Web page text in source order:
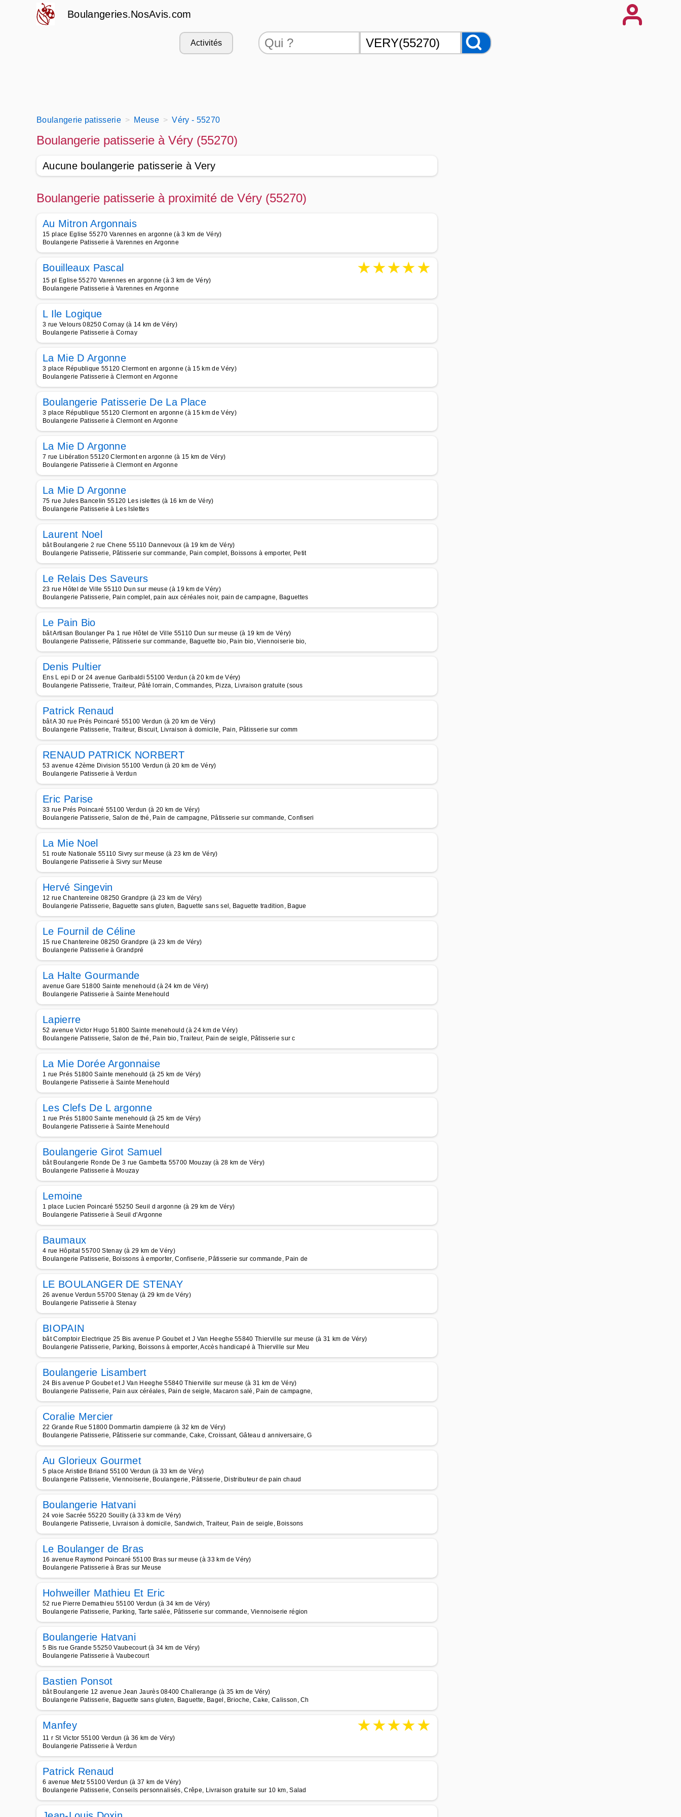
Boulangeries.NosAvis.com
Activités
Boulangerie patisserie Meuse Véry - 55270
Boulangerie patisserie à Véry (55270)
Aucune boulangerie patisserie à Very
Boulangerie patisserie à proximité de Véry (55270)
Au Mitron Argonnais
15 place Eglise 55270 Varennes en argonne (à 3 km de Véry)
Boulangerie Patisserie à Varennes en Argonne
Bouilleaux Pascal ★★★★★
15 pl Eglise 55270 Varennes en argonne (à 3 km de Véry)
Boulangerie Patisserie à Varennes en Argonne
L Ile Logique
3 rue Velours 08250 Cornay (à 14 km de Véry)
Boulangerie Patisserie à Cornay
La Mie D Argonne
3 place République 55120 Clermont en argonne (à 15 km de Véry)
Boulangerie Patisserie à Clermont en Argonne
Boulangerie Patisserie De La Place
3 place République 55120 Clermont en argonne (à 15 km de Véry)
Boulangerie Patisserie à Clermont en Argonne
La Mie D Argonne
7 rue Libération 55120 Clermont en argonne (à 15 km de Véry)
Boulangerie Patisserie à Clermont en Argonne
La Mie D Argonne
75 rue Jules Bancelin 55120 Les islettes (à 16 km de Véry)
Boulangerie Patisserie à Les Islettes
Laurent Noel
bât Boulangerie 2 rue Chene 55110 Dannevoux (à 19 km de Véry)
Boulangerie Patisserie, Pâtisserie sur commande, Pain complet, Boissons à emporter, Petit
Le Relais Des Saveurs
23 rue Hôtel de Ville 55110 Dun sur meuse (à 19 km de Véry)
Boulangerie Patisserie, Pain complet, pain aux céréales noir, pain de campagne, Baguettes
Le Pain Bio
bât Artisan Boulanger Pa 1 rue Hôtel de Ville 55110 Dun sur meuse (à 19 km de Véry)
Boulangerie Patisserie, Pâtisserie sur commande, Baguette bio, Pain bio, Viennoiserie bio,
Denis Pultier
Ens L epi D or 24 avenue Garibaldi 55100 Verdun (à 20 km de Véry)
Boulangerie Patisserie, Traiteur, Pâté lorrain, Commandes, Pizza, Livraison gratuite (sous
Patrick Renaud
bât A 30 rue Prés Poincaré 55100 Verdun (à 20 km de Véry)
Boulangerie Patisserie, Traiteur, Biscuit, Livraison à domicile, Pain, Pâtisserie sur comm
RENAUD PATRICK NORBERT
53 avenue 42ème Division 55100 Verdun (à 20 km de Véry)
Boulangerie Patisserie à Verdun
Eric Parise
33 rue Prés Poincaré 55100 Verdun (à 20 km de Véry)
Boulangerie Patisserie, Salon de thé, Pain de campagne, Pâtisserie sur commande, Confiseri
La Mie Noel
51 route Nationale 55110 Sivry sur meuse (à 23 km de Véry)
Boulangerie Patisserie à Sivry sur Meuse
Hervé Singevin
12 rue Chantereine 08250 Grandpre (à 23 km de Véry)
Boulangerie Patisserie, Baguette sans gluten, Baguette sans sel, Baguette tradition, Bague
Le Fournil de Céline
15 rue Chantereine 08250 Grandpre (à 23 km de Véry)
Boulangerie Patisserie à Grandpré
La Halte Gourmande
avenue Gare 51800 Sainte menehould (à 24 km de Véry)
Boulangerie Patisserie à Sainte Menehould
Lapierre
52 avenue Victor Hugo 51800 Sainte menehould (à 24 km de Véry)
Boulangerie Patisserie, Salon de thé, Pain bio, Traiteur, Pain de seigle, Pâtisserie sur c
La Mie Dorée Argonnaise
1 rue Prés 51800 Sainte menehould (à 25 km de Véry)
Boulangerie Patisserie à Sainte Menehould
Les Clefs De L argonne
1 rue Prés 51800 Sainte menehould (à 25 km de Véry)
Boulangerie Patisserie à Sainte Menehould
Boulangerie Girot Samuel
bât Boulangerie Ronde De 3 rue Gambetta 55700 Mouzay (à 28 km de Véry)
Boulangerie Patisserie à Mouzay
Lemoine
1 place Lucien Poincaré 55250 Seuil d argonne (à 29 km de Véry)
Boulangerie Patisserie à Seuil d'Argonne
Baumaux
4 rue Hôpital 55700 Stenay (à 29 km de Véry)
Boulangerie Patisserie, Boissons à emporter, Confiserie, Pâtisserie sur commande, Pain de
LE BOULANGER DE STENAY
26 avenue Verdun 55700 Stenay (à 29 km de Véry)
Boulangerie Patisserie à Stenay
BIOPAIN
bât Comptoir Electrique 25 Bis avenue P Goubet et J Van Heeghe 55840 Thierville sur meuse (à 31 km de Véry)
Boulangerie Patisserie, Parking, Boissons à emporter, Accès handicapé à Thierville sur Meu
Boulangerie Lisambert
24 Bis avenue P Goubet et J Van Heeghe 55840 Thierville sur meuse (à 31 km de Véry)
Boulangerie Patisserie, Pain aux céréales, Pain de seigle, Macaron salé, Pain de campagne,
Coralie Mercier
22 Grande Rue 51800 Dommartin dampierre (à 32 km de Véry)
Boulangerie Patisserie, Pâtisserie sur commande, Cake, Croissant, Gâteau d anniversaire, G
Au Glorieux Gourmet
5 place Aristide Briand 55100 Verdun (à 33 km de Véry)
Boulangerie Patisserie, Viennoiserie, Boulangerie, Pâtisserie, Distributeur de pain chaud
Boulangerie Hatvani
24 voie Sacrée 55220 Souilly (à 33 km de Véry)
Boulangerie Patisserie, Livraison à domicile, Sandwich, Traiteur, Pain de seigle, Boissons
Le Boulanger de Bras
16 avenue Raymond Poincaré 55100 Bras sur meuse (à 33 km de Véry)
Boulangerie Patisserie à Bras sur Meuse
Hohweiller Mathieu Et Eric
52 rue Pierre Demathieu 55100 Verdun (à 34 km de Véry)
Boulangerie Patisserie, Parking, Tarte salée, Pâtisserie sur commande, Viennoiserie région
Boulangerie Hatvani
5 Bis rue Grande 55250 Vaubecourt (à 34 km de Véry)
Boulangerie Patisserie à Vaubecourt
Bastien Ponsot
bât Boulangerie 12 avenue Jean Jaurès 08400 Challerange (à 35 km de Véry)
Boulangerie Patisserie, Baguette sans gluten, Baguette, Bagel, Brioche, Cake, Calisson, Ch
Manfey ★★★★★
11 r St Victor 55100 Verdun (à 36 km de Véry)
Boulangerie Patisserie à Verdun
Patrick Renaud
6 avenue Metz 55100 Verdun (à 37 km de Véry)
Boulangerie Patisserie, Conseils personnalisés, Crêpe, Livraison gratuite sur 10 km, Salad